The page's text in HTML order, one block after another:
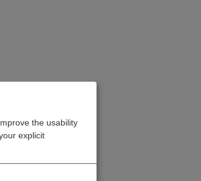
the usability
explicit
es werden